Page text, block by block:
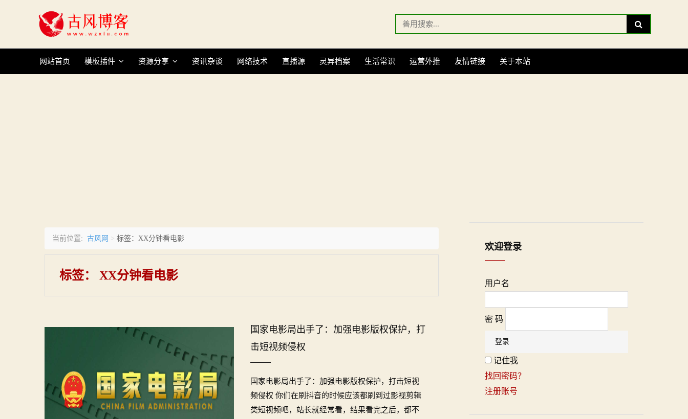
Search
for:
Search
网站首页 模板插件 资源分享 资讯杂谈 网络技术 直播源 灵异档案 生活常识 运营外推 友情链接 关于本站
当前位置: 古风网 > 标签：XX分钟看电影
标签： XX分钟看电影
国家电影局出手了：加强电影版权保护，打
击短视频侵权
国家电影局出手了：加强电影版权保护，打击短视
频侵权 你们在刷抖音的时候应该都刷到过影视剪辑
类短视频吧，站长就经常看，结果看完之后，都不
欢迎登录
用户名
密 码
记住我
找回密码？
注册账号